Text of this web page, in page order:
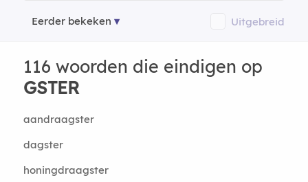
Eerder bekeken Uitgebreid
116 woorden die eindigen op
GSTER
aandraagster
dagster
honingdraagster